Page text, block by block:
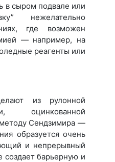
в сыром подвале или
нежелательно
где возможен
— например, на
реагенты или
из рулонной
оцинкованной
Сендзимира —
образуется очень
и непрерывный
создает барьерную и